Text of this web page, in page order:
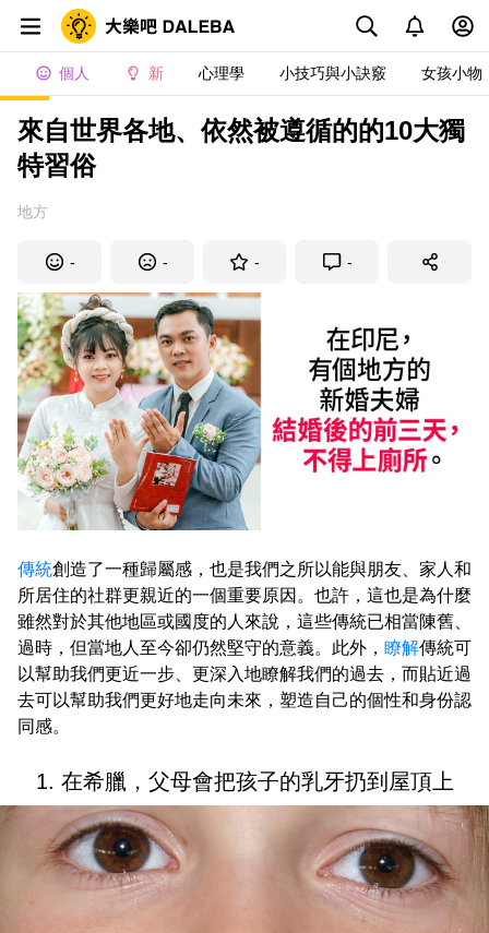
個人 新 心理學 小技巧與小訣竅 女孩小物
來自世界各地、依然被遵循的的10大獨
特習俗
地方
- - - -
傳統創造了一種歸屬感，也是我們之所以能與朋友、家人和
所居住的社群更親近的一個重要原因。也許，這也是為什麼
雖然對於其他地區或國度的人來說，這些傳統已相當陳舊、
過時，但當地人至今卻仍然堅守的意義。此外， 瞭解傳統可
以幫助我們更近一步、更深入地瞭解我們的過去，而貼近過
去可以幫助我們更好地走向未來，塑造自己的個性和身份認
同感。
1. 在希臘，父母會把孩子的乳牙扔到屋頂上